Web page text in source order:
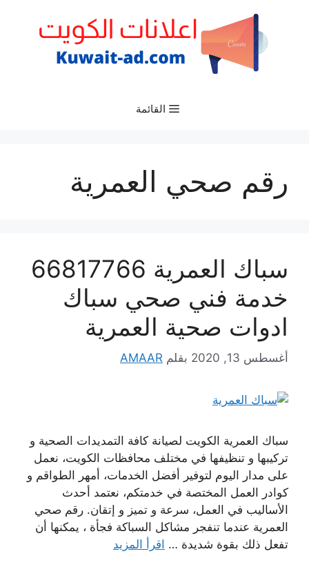
القائمة
رقم صحي العمرية
سباك العمرية 66817766
خدمة فني صحي سباك
ادوات صحية العمرية
أغسطس 13, 2020 بقلم AMAAR
سباك العمرية الكويت لصيانة كافة التمديدات الصحية و
تركيبها و تنظيفها في مختلف محافظات الكويت، نعمل
على مدار اليوم لتوفير أفضل الخدمات، أمهر الطواقم و
كوادر العمل المختصة في خدمتكم، نعتمد أحدث
الأساليب في العمل، سرعة و تميز و إتقان. رقم صحي
العمرية عندما تنفجر مشاكل السباكة فجأة ، يمكنها أن
تفعل ذلك بقوة شديدة … اقرأ المزيد